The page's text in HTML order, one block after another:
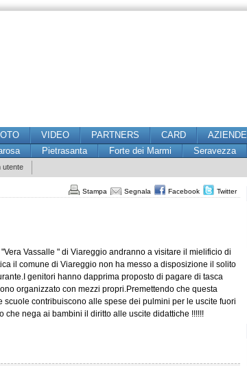
VIDEO PARTNERS CARD AZIENDE
Pietrasanta Forte dei Marmi Seravezza
utente
Stampa Segnala Facebook Twitter
Vassalle " di Viareggio andranno a visitare il mielificio di
il comune di Viareggio non ha messo a disposizione il solito
genitori hanno dapprima proposto di pagare di tasca
organizzato con mezzi propri.Premettendo che questa
contribuiscono alle spese dei pulmini per le uscite fuori
nega ai bambini il diritto alle uscite didattiche !!!!!!